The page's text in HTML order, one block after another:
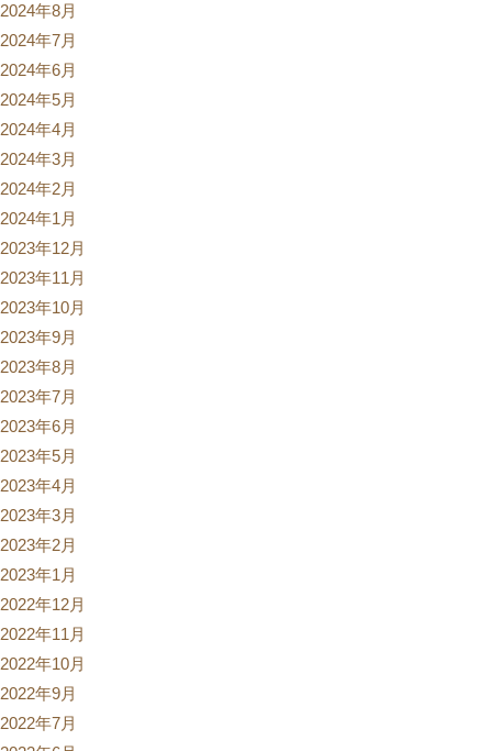
2024年8月
2024年7月
2024年6月
2024年5月
2024年4月
2024年3月
2024年2月
2024年1月
2023年12月
2023年11月
2023年10月
2023年9月
2023年8月
2023年7月
2023年6月
2023年5月
2023年4月
2023年3月
2023年2月
2023年1月
2022年12月
2022年11月
2022年10月
2022年9月
2022年7月